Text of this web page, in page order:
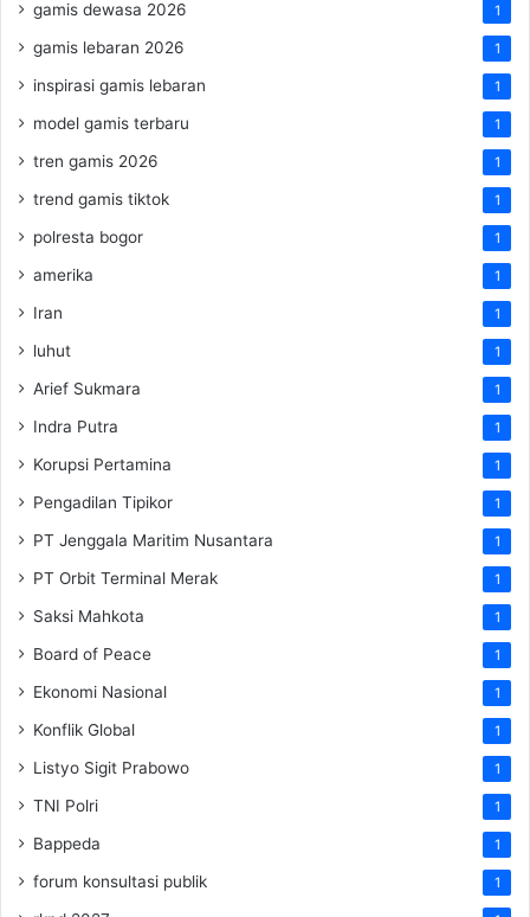
gamis dewasa 2026 1
gamis lebaran 2026 1
inspirasi gamis lebaran 1
model gamis terbaru 1
tren gamis 2026 1
trend gamis tiktok 1
polresta bogor 1
amerika 1
Iran 1
luhut 1
Arief Sukmara 1
Indra Putra 1
Korupsi Pertamina 1
Pengadilan Tipikor 1
PT Jenggala Maritim Nusantara 1
PT Orbit Terminal Merak 1
Saksi Mahkota 1
Board of Peace 1
Ekonomi Nasional 1
Konflik Global 1
Listyo Sigit Prabowo 1
TNI Polri 1
Bappeda 1
forum konsultasi publik 1